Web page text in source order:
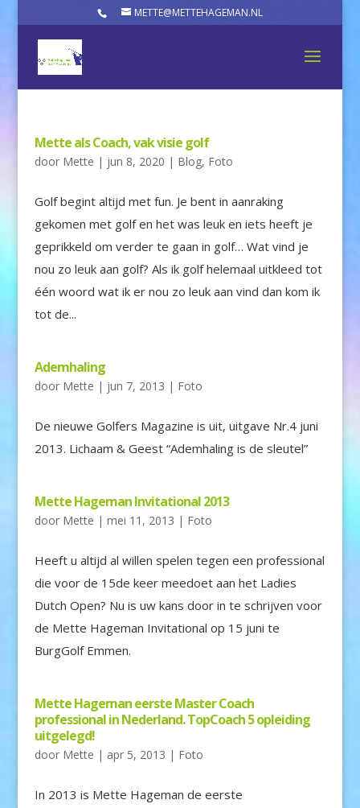
METTE@METTEHAGEMAN.NL
Mette als Coach, vak visie golf
door Mette | jun 8, 2020 | Blog, Foto
Golf begint altijd met fun. Je bent in aanraking
gekomen met golf en het was leuk en iets heeft je
geprikkeld om verder te gaan in golf… Wat vind je
nou zo leuk aan golf? Als ik golf helemaal uitkleed tot
één woord wat ik er nou zo leuk aan vind dan kom ik
tot de...
Ademhaling
door Mette | jun 7, 2013 | Foto
De nieuwe Golfers Magazine is uit, uitgave Nr.4 juni
2013. Lichaam & Geest “Ademhaling is de sleutel”
Mette Hageman Invitational 2013
door Mette | mei 11, 2013 | Foto
Heeft u altijd al willen spelen tegen een professional
die voor de 15de keer meedoet aan het Ladies
Dutch Open? Nu is uw kans door in te schrijven voor
de Mette Hageman Invitational op 15 juni te
BurgGolf Emmen.
Mette Hageman eerste Master Coach
professional in Nederland. TopCoach 5 opleiding
uitgelegd!
door Mette | apr 5, 2013 | Foto
In 2013 is Mette Hageman de eerste